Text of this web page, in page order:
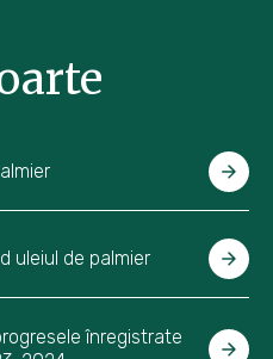
uleiul de palmier
înregistrate